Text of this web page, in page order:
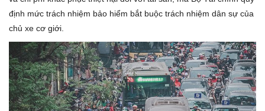
định mức trách nhiệm bảo hiểm bắt buộc trách nhiệm dân sự của
chủ xe cơ giới.